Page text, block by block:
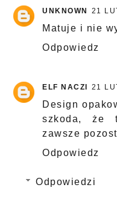
UNKNOWN 21
Matuje i nie
Odpowiedz
ELF NACZI 21
Design
szkoda, że
zawsze
Odpowiedz
Odpowiedzi